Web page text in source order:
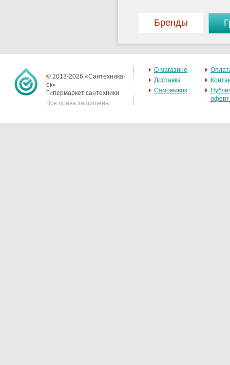
Бренды
© 2013-2026 «Сантехника-
ок»
Гипермаркет сантехники
Все права защищены
О магазине
Доставка
Самовывоз